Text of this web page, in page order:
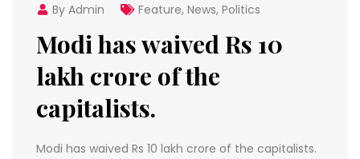
By Admin Feature, News, Politics
Modi has waived Rs 10
lakh crore of the
capitalists.
Modi has waived Rs 10 lakh crore of the capitalists.